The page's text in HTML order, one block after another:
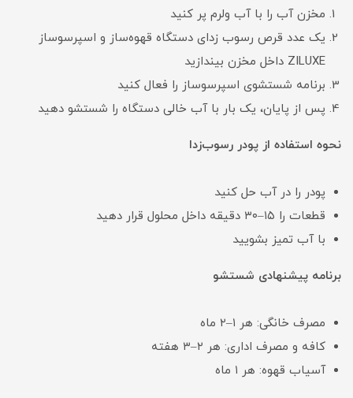
مخزن آب را با آب ولرم پر کنید
یک عدد قرص رسوب زدای دستگاه قهوه‌ساز و اسپرسوساز
ZILUXE داخل مخزن بیندازید
برنامه شستشوی اسپرسوساز را فعال کنید
پس از پایان، یک بار با آب خالی دستگاه را شستشو دهید
نحوه استفاده از پودر رسوب‌زدا
پودر را در آب حل کنید
قطعات را ۱۵–۳۰ دقیقه داخل محلول قرار دهید
با آب تمیز بشویید
برنامه پیشنهادی شستشو
مصرف خانگی: هر ۱–۲ ماه
کافه و مصرف اداری: هر ۲–۳ هفته
آسیاب قهوه: هر ۱ ماه